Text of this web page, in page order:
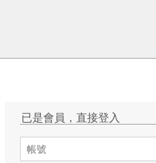
已是會員，直接登入